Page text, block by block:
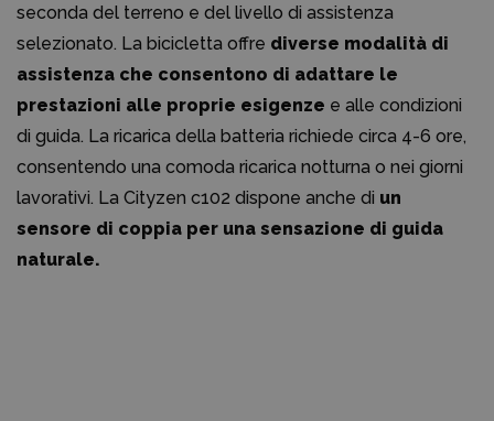
seconda del terreno e del livello di assistenza
selezionato. La bicicletta offre diverse modalità di
assistenza che consentono di adattare le
prestazioni alle proprie esigenze e alle condizioni
di guida. La ricarica della batteria richiede circa 4-6 ore,
consentendo una comoda ricarica notturna o nei giorni
lavorativi. La Cityzen c102 dispone anche di un
sensore di coppia per una sensazione di guida
naturale.